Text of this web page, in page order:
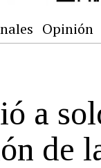
Opinión
a
de